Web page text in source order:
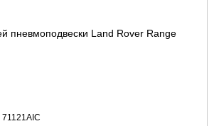
пневмоподвески Land Rover Range
71121AIC